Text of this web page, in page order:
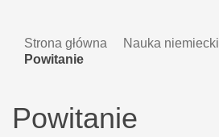
Strona główna Nauka niemiecki
Powitanie
Powitanie